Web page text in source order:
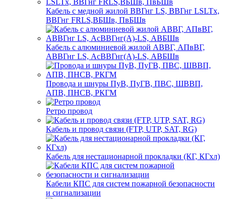
Кабель с медной жилой ВВГнг LS, ВВГнг LSLTx,
ВВГнг FRLS,ВБШв, ПвБШв
Кабель с алюминиевой жилой АВВГ, АПвВГ,
АВВГнг LS, АсВВГнг(А)-LS, АВБШв
Провода и шнуры ПуВ, ПуГВ, ПВС, ШВВП,
АПВ, ПНСВ, РКГМ
Ретро провод
Кабель и провод связи (FTP, UTP, SAT, RG)
Кабель для нестационарной прокладки (КГ, КГхл)
Кабели КПС для систем пожарной безопасности
и сигнализации